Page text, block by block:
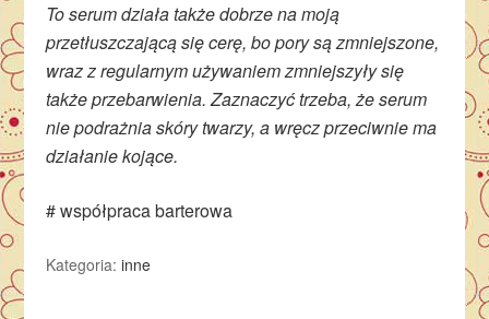
To serum działa także dobrze na moją
przetłuszczającą się cerę, bo pory są zmniejszone,
wraz z regularnym używaniem zmniejszyły się
także przebarwienia. Zaznaczyć trzeba, że serum
nie podrażnia skóry twarzy, a wręcz przeciwnie ma
działanie kojące.
# współpraca barterowa
Kategoria:inne